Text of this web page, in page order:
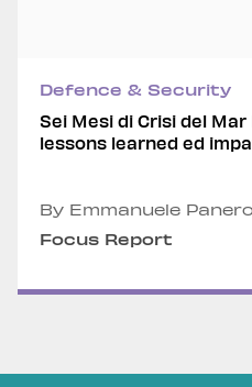
Defence & Security
Sei Mesi di Crisi del Mar
lessons learned ed
By Emmanuele
Focus Report